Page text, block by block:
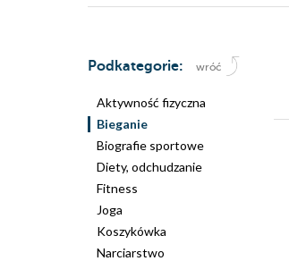
Podkategorie: wróć
Aktywność fizyczna
Bieganie
Biografie sportowe
Diety, odchudzanie
Fitness
Joga
Koszykówka
Narciarstwo